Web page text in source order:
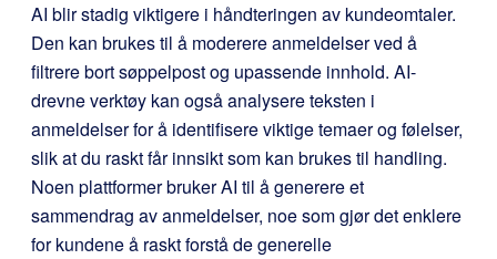
AI blir stadig viktigere i håndteringen av kundeomtaler.
Den kan brukes til å moderere anmeldelser ved å
filtrere bort søppelpost og upassende innhold. AI-
drevne verktøy kan også analysere teksten i
anmeldelser for å identifisere viktige temaer og følelser,
slik at du raskt får innsikt som kan brukes til handling.
Noen plattformer bruker AI til å generere et
sammendrag av anmeldelser, noe som gjør det enklere
for kundene å raskt forstå de generelle